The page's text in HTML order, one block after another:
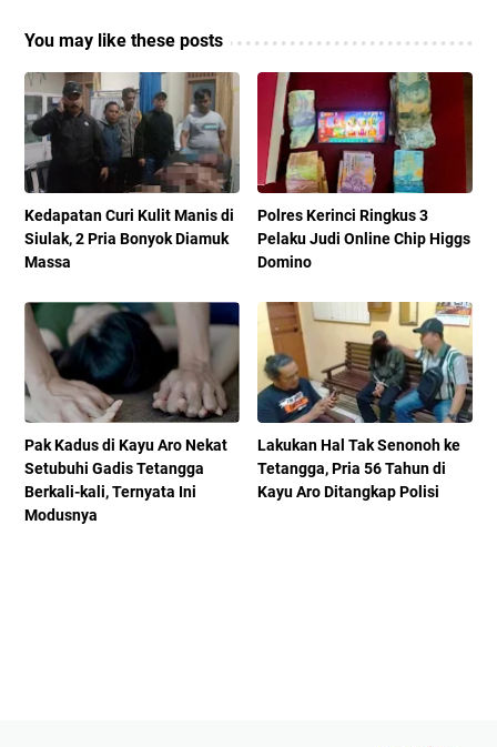
You may like these posts
Kedapatan Curi Kulit Manis di
Siulak, 2 Pria Bonyok Diamuk
Massa
Polres Kerinci Ringkus 3
Pelaku Judi Online Chip Higgs
Domino
Pak Kadus di Kayu Aro Nekat
Setubuhi Gadis Tetangga
Berkali-kali, Ternyata Ini
Modusnya
Lakukan Hal Tak Senonoh ke
Tetangga, Pria 56 Tahun di
Kayu Aro Ditangkap Polisi